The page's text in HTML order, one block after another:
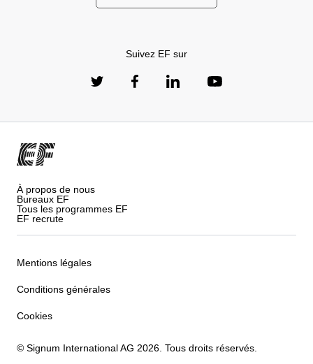
Suivez EF sur
À propos de nous
Bureaux EF
Tous les programmes EF
EF recrute
Mentions légales
Conditions générales
Cookies
© Signum International AG 2026. Tous droits réservés.